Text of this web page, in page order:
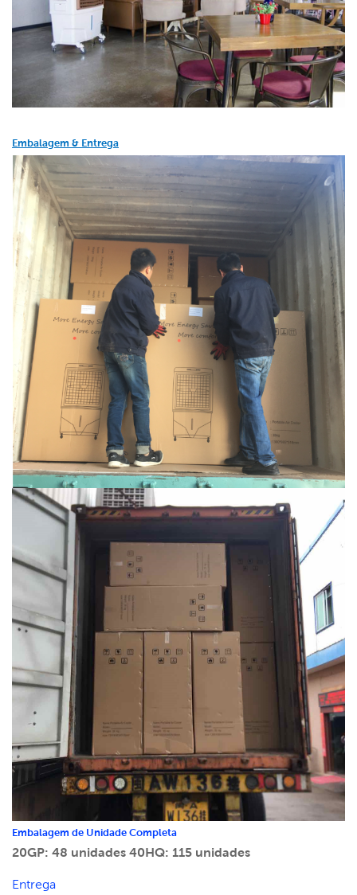
Embalagem & Entrega
Embalagem de Unidade Completa
20GP: 48 unidades 40HQ: 115 unidades
Entrega